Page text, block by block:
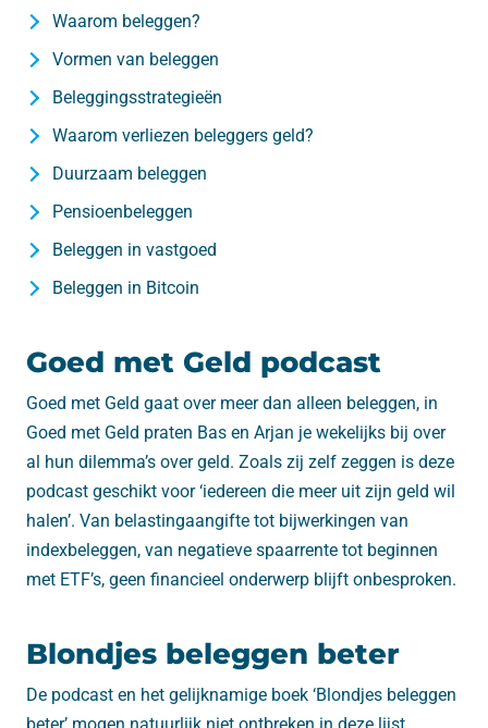
Waarom beleggen?
Vormen van beleggen
Beleggingsstrategieën
Waarom verliezen beleggers geld?
Duurzaam beleggen
Pensioenbeleggen
Beleggen in vastgoed
Beleggen in Bitcoin
Goed met Geld podcast
Goed met Geld gaat over meer dan alleen beleggen, in
Goed met Geld praten Bas en Arjan je wekelijks bij over
al hun dilemma’s over geld. Zoals zij zelf zeggen is deze
podcast geschikt voor ‘iedereen die meer uit zijn geld wil
halen’. Van belastingaangifte tot bijwerkingen van
indexbeleggen, van negatieve spaarrente tot beginnen
met ETF’s, geen financieel onderwerp blijft onbesproken.
Blondjes beleggen beter
De podcast en het gelijknamige boek ‘Blondjes beleggen